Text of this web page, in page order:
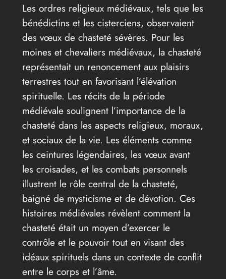
Les ordres religieux médiévaux, tels que les
bénédictins et les cisterciens, observaient
des vœux de chasteté sévères. Pour les
moines et chevaliers médiévaux, la chasteté
représentait un renoncement aux plaisirs
terrestres tout en favorisant l’élévation
spirituelle. Les récits de la période
médiévale soulignent l’importance de la
chasteté dans les aspects religieux, moraux,
et sociaux de la vie. Les éléments comme
les ceintures légendaires, les vœux avant
les croisades, et les combats personnels
illustrent le rôle central de la chasteté,
baigné de mysticisme et de dévotion. Ces
histoires médiévales révèlent comment la
chasteté était un moyen d’exercer le
contrôle et le pouvoir tout en visant des
idéaux spirituels dans un contexte de conflit
entre le corps et l’âme.